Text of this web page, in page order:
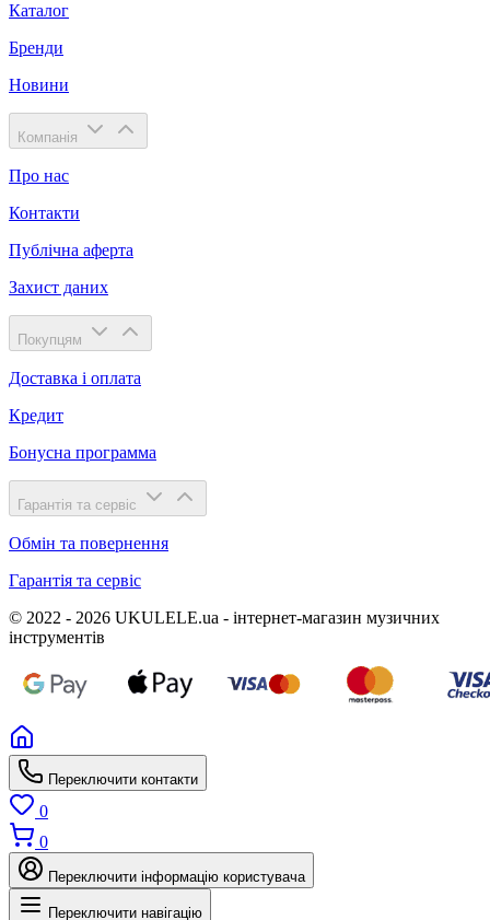
Каталог
Бренди
Новини
Компанія
Про нас
Контакти
Публічна аферта
Захист даних
Покупцям
Доставка і оплата
Кредит
Бонусна программа
Гарантія та сервіс
Обмін та повернення
Гарантія та сервіс
© 2022 - 2026 UKULELE.ua - інтернет-магазин музичних
інструментів
Переключити контакти
0
0
Переключити інформацію користувача
Переключити навігацію